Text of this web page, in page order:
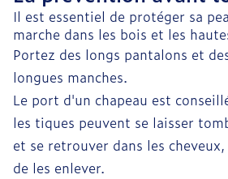
Il est essentiel de protéger sa
marche dans les bois et les
Portez des longs pantalons et
longues manches.
Le port d'un chapeau est
les tiques peuvent se laisser
et se retrouver dans les
de les enlever.